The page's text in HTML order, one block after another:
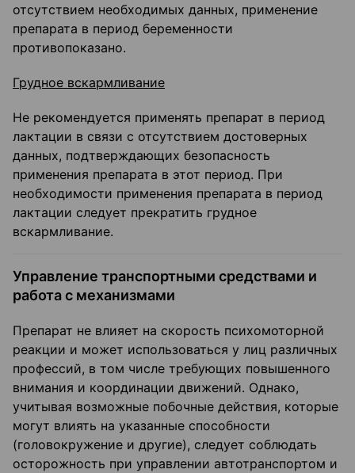
отсутствием необходимых данных, применение
препарата в период беременности
противопоказано.
Грудное вскармливание
Не рекомендуется применять препарат в период
лактации в связи с отсутствием достоверных
данных, подтверждающих безопасность
применения препарата в этот период. При
необходимости применения препарата в период
лактации следует прекратить грудное
вскармливание.
Управление транспортными средствами и
работа с механизмами
Препарат не влияет на скорость психомоторной
реакции и может использоваться у лиц различных
профессий, в том числе требующих повышенного
внимания и координации движений. Однако,
учитывая возможные побочные действия, которые
могут влиять на указанные способности
(головокружение и другие), следует соблюдать
осторожность при управлении автотранспортом и